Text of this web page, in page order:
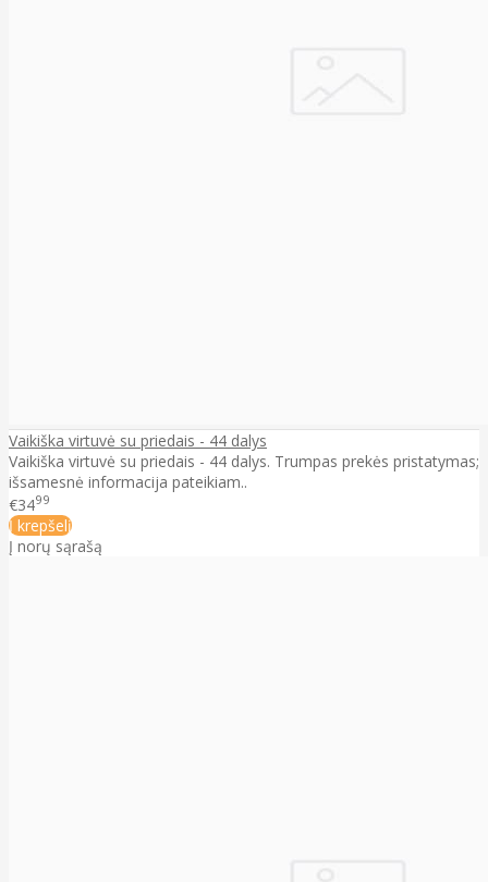
Vaikiška virtuvė su priedais - 44 dalys
Vaikiška virtuvė su priedais - 44 dalys. Trumpas prekės pristatymas;
išsamesnė informacija pateikiam..
€3499
Į krepšelį
Į norų sąrašą